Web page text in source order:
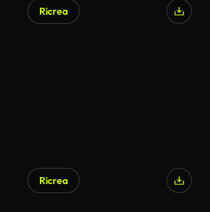
Ricrea
Ricrea